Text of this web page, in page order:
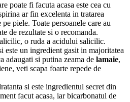
poate fi facuta acasa este cea cu
ar fin excelenta in tratarea
piele. Toate persoanele care au
de rezultate si o recomanda.
o ruda a acidului salicilic.
este un ingredient gasit in majoritatea
adaugati si putina zeama de lamaie,
veti scapa foarte repede de
si este ingredientul secret din
facut acasa, iar bicarbonatul de